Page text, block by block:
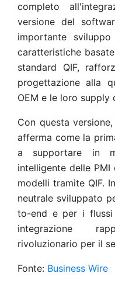
completo
versione del
importante
caratteristiche
standard QIF,
progettazione alla
OEM e le loro supply
Con questa versione,
afferma come la
a supportare in
intelligente delle
modelli tramite QIF.
neutrale sviluppato
to-end e per i
integrazione
rivoluzionario per il
Fonte: Business Wire